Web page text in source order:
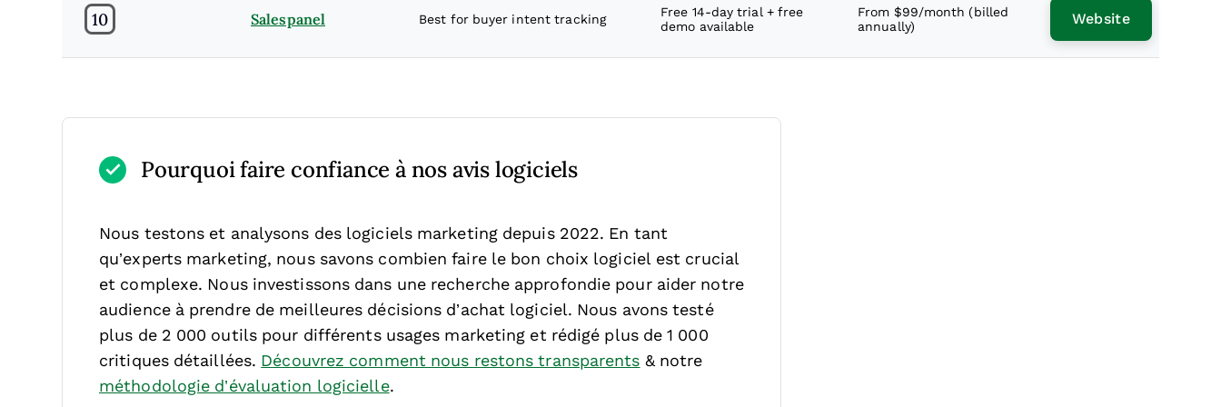
10 Salespanel Best for buyer intent tracking
Free 14-day trial + free
demo available
From $99/month (billed
annually)
Website
Pourquoi faire confiance à nos avis logiciels
Nous testons et analysons des logiciels marketing depuis 2022. En tant
qu’experts marketing, nous savons combien faire le bon choix logiciel est crucial
et complexe. Nous investissons dans une recherche approfondie pour aider notre
audience à prendre de meilleures décisions d’achat logiciel. Nous avons testé
plus de 2 000 outils pour différents usages marketing et rédigé plus de 1 000
critiques détaillées. Découvrez comment nous restons transparents & notre
méthodologie d’évaluation logicielle.